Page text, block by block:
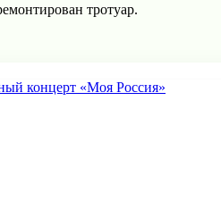
тротуар.